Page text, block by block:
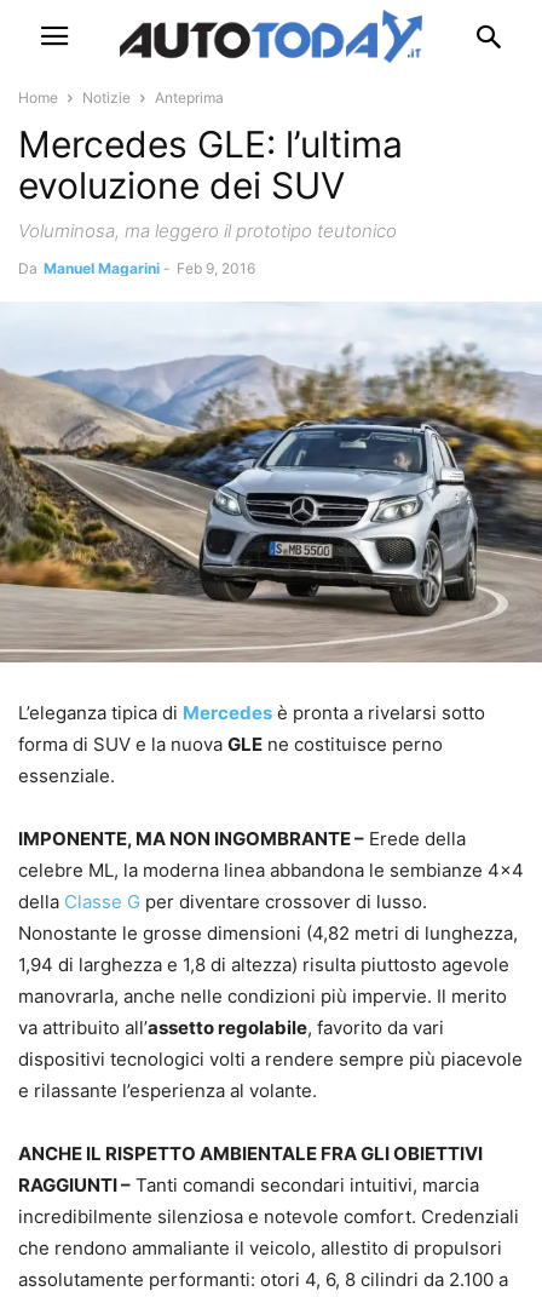
Home Notizie Anteprima
Mercedes GLE: l’ultima
evoluzione dei SUV
Voluminosa, ma leggero il prototipo teutonico
Da Manuel Magarini - Feb 9, 2016
L’eleganza tipica di Mercedes è pronta a rivelarsi sotto
forma di SUV e la nuova GLE ne costituisce perno
essenziale.
IMPONENTE, MA NON INGOMBRANTE – Erede della
celebre ML, la moderna linea abbandona le sembianze 4×4
della Classe G per diventare crossover di lusso.
Nonostante le grosse dimensioni (4,82 metri di lunghezza,
1,94 di larghezza e 1,8 di altezza) risulta piuttosto agevole
manovrarla, anche nelle condizioni più impervie. Il merito
va attribuito all’assetto regolabile, favorito da vari
dispositivi tecnologici volti a rendere sempre più piacevole
e rilassante l’esperienza al volante.
ANCHE IL RISPETTO AMBIENTALE FRA GLI OBIETTIVI
RAGGIUNTI – Tanti comandi secondari intuitivi, marcia
incredibilmente silenziosa e notevole comfort. Credenziali
che rendono ammaliante il veicolo, allestito di propulsori
assolutamente performanti: otori 4, 6, 8 cilindri da 2.100 a